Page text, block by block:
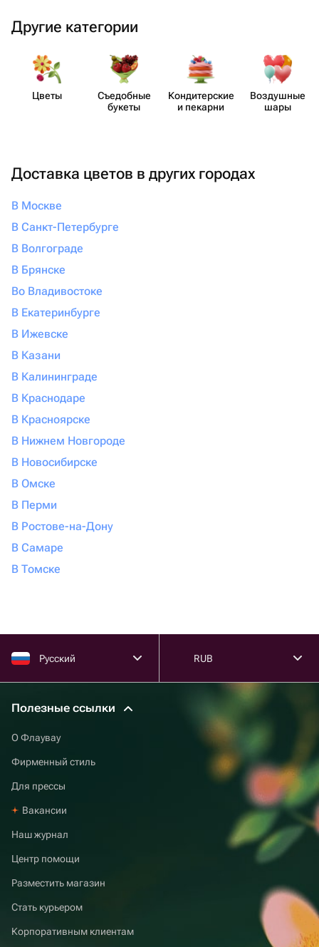
Другие категории
Цветы
Съедобные
букеты
Кондит​ерские
и пекарни
Воздушные
шары
Доставка цветов в других городах
В Москве
В Санкт-Петербурге
В Волгограде
В Брянске
Во Владивостоке
В Екатеринбурге
В Ижевске
В Казани
В Калининграде
В Краснодаре
В Красноярске
В Нижнем Новгороде
В Новосибирске
В Омске
В Перми
В Ростове-на-Дону
В Самаре
В Томске
Русский RUB
Полезные ссылки
О Флаувау
Фирменный стиль
Для прессы
Вакансии
Наш журнал
Центр помощи
Разместить магазин
Стать курьером
Корпоративным клиентам